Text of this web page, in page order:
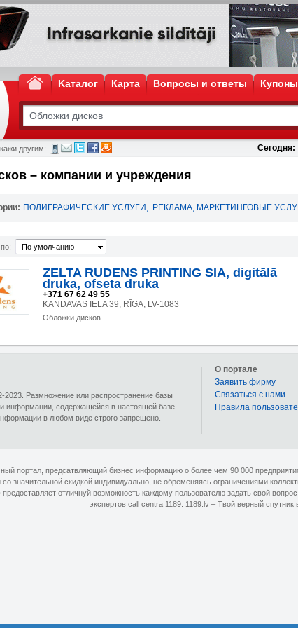
Kаталог Карта Вопросы и ответы Купоны
Сегодня:
другим:
– компании и учреждения
ПОЛИГРАФИЧЕСКИЕ УСЛУГИ , РЕКЛАМА, МАРКЕТИНГОВЫЕ
По умолчанию
ZELTA RUDENS PRINTING SIA, digitālā
druka, ofseta druka
+371 67 62 49 55
KANDAVAS IELA 39, RĪGA, LV-1083
Обложки дисков
2023. Размножение или распространение базы
информации, содержащейся в настоящей базе
в любом виде строго запрещено.
О портале
Заявить фирму
Связаться с нами
Правила
портал, предсатвляющий бизнес информацию о более чем 90 000
со значительной скидкой индивидуально, не обременяясь ограничениями
отличнуй возможность каждому пользователю задать свой
экспертов сall centra 1189. 1189.lv – Твой верный